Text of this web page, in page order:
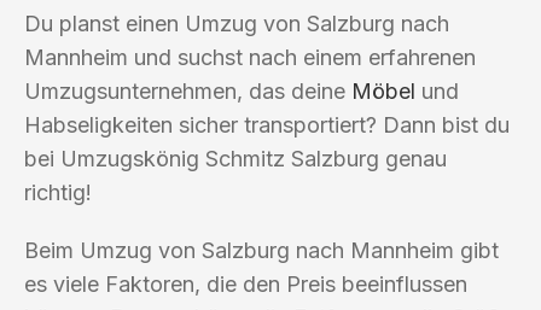
Du planst einen Umzug von Salzburg nach
Mannheim und suchst nach einem erfahrenen
Umzugsunternehmen, das deine Möbel und
Habseligkeiten sicher transportiert? Dann bist du
bei Umzugskönig Schmitz Salzburg genau
richtig!
Beim Umzug von Salzburg nach Mannheim gibt
es viele Faktoren, die den Preis beeinflussen